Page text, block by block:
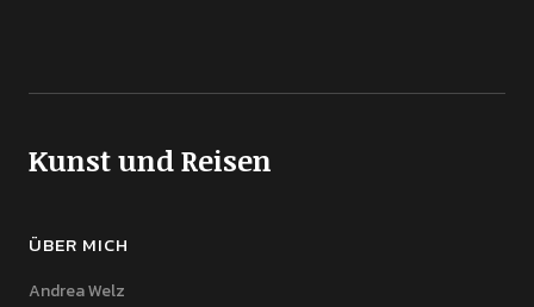
Kunst und Reisen
ÜBER MICH
Andrea Welz